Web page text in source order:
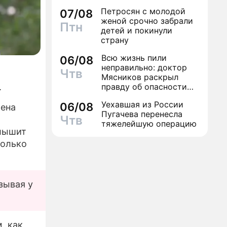
у
как
07/08
Птн
Петросян с молодой
женой срочно забрали
детей и покинули
страну
06/08
Чтв
Всю жизнь пили
неправильно: доктор
Мясников раскрыл
правду об опасности
06/08
Чтв
Уехавшая из России
Пугачева перенесла
тяжелейшую операцию